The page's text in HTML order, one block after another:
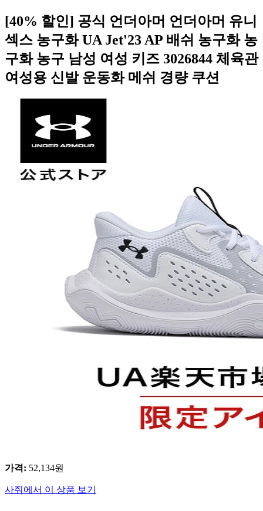
[40% 할인] 공식 언더아머 언더아머 유니
섹스 농구화 UA Jet'23 AP 배쉬 농구화 농
구화 농구 남성 여성 키즈 3026844 체육관
여성용 신발 운동화 메쉬 경량 쿠션
가격: 52,134원
사줘에서 이 상품 보기